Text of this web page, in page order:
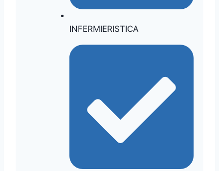
INFERMIERISTICA